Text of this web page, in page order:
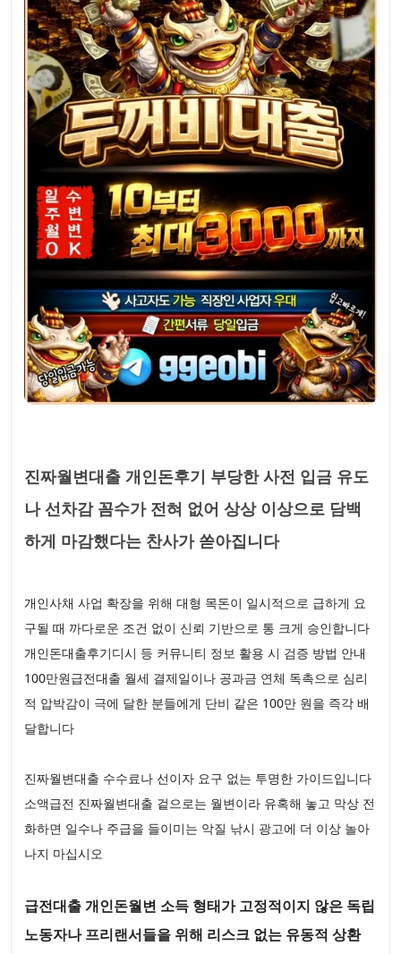
진짜월변대출 개인돈후기 부당한 사전 입금 유도
나 선차감 꼼수가 전혀 없어 상상 이상으로 담백
하게 마감했다는 찬사가 쏟아집니다
개인사채 사업 확장을 위해 대형 목돈이 일시적으로 급하게 요
구될 때 까다로운 조건 없이 신뢰 기반으로 통 크게 승인합니다
개인돈대출후기디시 등 커뮤니티 정보 활용 시 검증 방법 안내
100만원급전대출 월세 결제일이나 공과금 연체 독촉으로 심리
적 압박감이 극에 달한 분들에게 단비 같은 100만 원을 즉각 배
달합니다
진짜월변대출 수수료나 선이자 요구 없는 투명한 가이드입니다
소액급전 진짜월변대출 겉으로는 월변이라 유혹해 놓고 막상 전
화하면 일수나 주급을 들이미는 악질 낚시 광고에 더 이상 놀아
나지 마십시오
급전대출 개인돈월변 소득 형태가 고정적이지 않은 독립
노동자나 프리랜서들을 위해 리스크 없는 유동적 상환